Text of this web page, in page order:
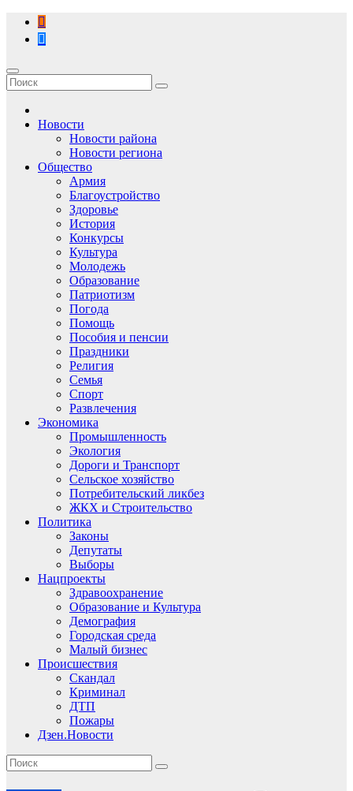
Перейти
содержимому
Новости
Новости района
Новости региона
Общество
Армия
Благоустройство
Здоровье
История
Конкурсы
Культура
Молодежь
Образование
Патриотизм
Погода
Помощь
Пособия и пенсии
Праздники
Религия
Семья
Спорт
Развлечения
Экономика
Промышленность
Экология
Дороги и Транспорт
Сельское хозяйство
Потребительский ликбез
ЖКХ и Строительство
Политика
Законы
Депутаты
Выборы
Нацпроекты
Здравоохранение
Образование и Культура
Демография
Городская среда
Малый бизнес
Происшествия
Скандал
Криминал
ДТП
Пожары
Дзен.Новости